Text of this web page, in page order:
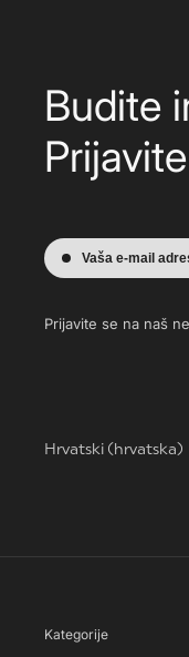
Budite
Vaša e-mail
Prijavite se na naš
Hrvatski (hrvatska)
Kategorije